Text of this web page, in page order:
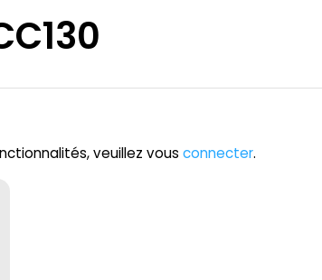
veuillez vous connecter.